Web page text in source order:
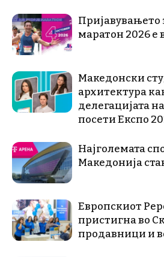
Пријавувањето
маратон 2026 е
Македонски
архитектура
делегацијата
посети Експо
Најголемата
Македонија
Европскиот
пристигна во
продавници и